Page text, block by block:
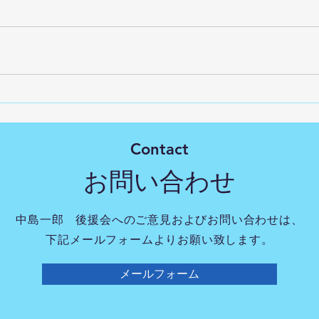
Contact
お問い合わせ
中島一郎 後援会へのご意見およびお問い合わせは、
下記メールフォームよりお願い致します。
メールフォーム